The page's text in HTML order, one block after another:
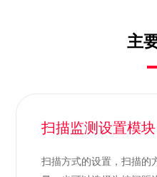
主
扫描监测设置模块
扫描方式的设置，扫描的